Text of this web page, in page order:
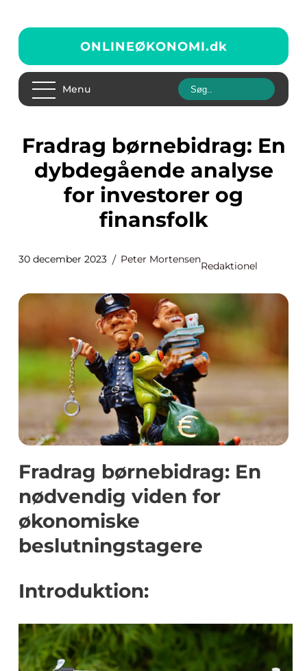
ONLINEØKONOMI.dk
Menu
Fradrag børnebidrag: En
dybdegående analyse
for investorer og
finansfolk
30 december 2023 Peter Mortensen
Redaktionel
Fradrag børnebidrag: En
nødvendig viden for
økonomiske
beslutningstagere
Introduktion: